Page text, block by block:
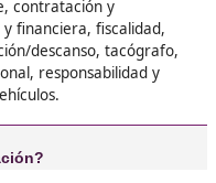
la pena sacarme